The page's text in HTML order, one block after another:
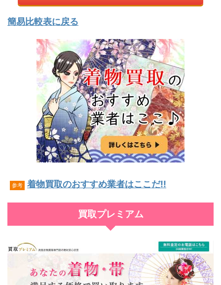
簡易比較表に戻る
参考 着物買取のおすすめ業者はここだ!!
買取プレミアム